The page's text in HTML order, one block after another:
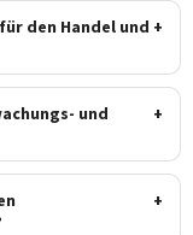
den Handel und +
und
+
+